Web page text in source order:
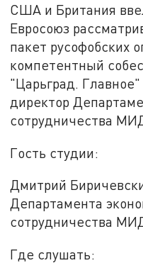
США и Британия
Евросоюз
пакет русофобских
компетентный
"Царьград.
директор
сотрудничества
Гость студии:
Дмитрий
Департамента
сотрудничества
Где слушать: